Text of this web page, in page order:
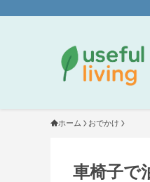
ホーム おでかけ
車椅子で